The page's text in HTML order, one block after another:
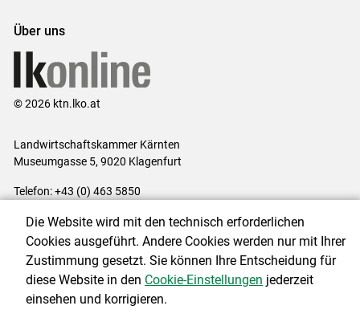
Über uns
© 2026 ktn.lko.at
Landwirtschaftskammer Kärnten
Museumgasse 5, 9020 Klagenfurt
Telefon: +43 (0) 463 5850
Impressum|Kontakt|Datenschutzerklärung|Barrierefreiheit|
Cookie-Einstellungen
Die Website wird mit den technisch erforderlichen
Cookies ausgeführt. Andere Cookies werden nur mit Ihrer
Zustimmung gesetzt. Sie können Ihre Entscheidung für
diese Website in den Cookie-Einstellungen jederzeit
einsehen und korrigieren.